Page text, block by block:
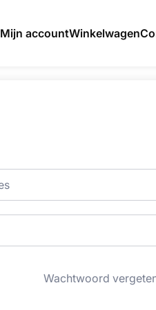
Mijn accountWinkelwagen
Wachtwoord